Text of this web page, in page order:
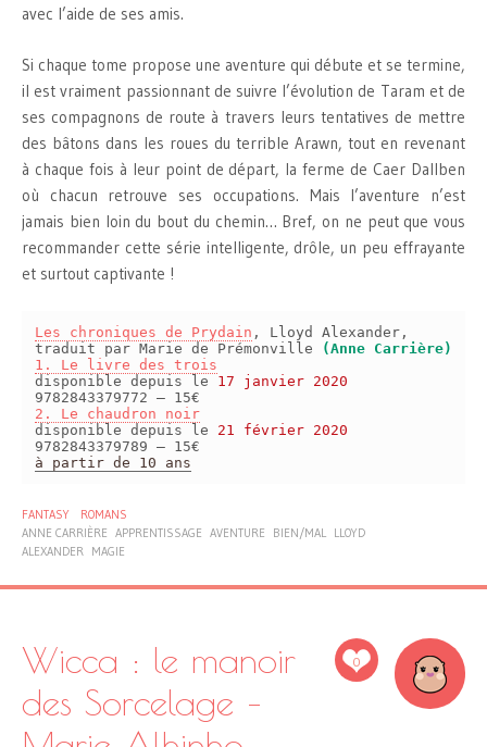
avec l’aide de ses amis.
Si chaque tome propose une aventure qui débute et se termine,
il est vraiment passionnant de suivre l’évolution de Taram et de
ses compagnons de route à travers leurs tentatives de mettre
des bâtons dans les roues du terrible Arawn, tout en revenant
à chaque fois à leur point de départ, la ferme de Caer Dallben
où chacun retrouve ses occupations. Mais l’aventure n’est
jamais bien loin du bout du chemin… Bref, on ne peut que vous
recommander cette série intelligente, drôle, un peu effrayante
et surtout captivante !
Les chroniques de Prydain , Lloyd Alexander,
traduit par Marie de Prémonville
(Anne Carrière)
1. Le livre des trois
disponible depuis le 17 janvier 2020
9782843379772 – 15€
2. Le chaudron noir
disponible depuis le 21 février 2020
9782843379789 – 15€
à partir de 10 ans
FANTASY
ROMANS
ANNE CARRIÈRE APPRENTISSAGE AVENTURE BIEN/MAL
LLOYD
ALEXANDER
MAGIE
0
Wicca : le manoir
des Sorcelage –